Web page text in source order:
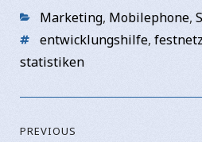
Categories
Marketing, Mobilephone,
Tagsentwicklungshilfe, festnetz
statistiken
PREVIOUS